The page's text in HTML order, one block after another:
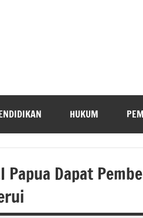
HUKUM
Papua Dapat